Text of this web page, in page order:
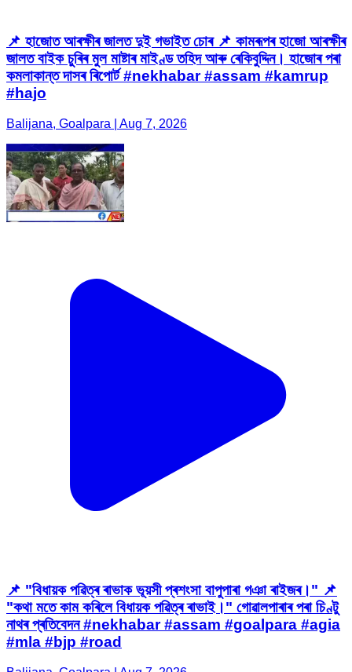
📌 হাজোত আৰক্ষীৰ জালত দুই গভাইত চোৰ 📌 কামৰূপৰ হাজো আৰক্ষীৰ
জালত বাইক চুৰিৰ মুল মাষ্টাৰ মাইণ্ড তহিদ আৰু ৰেকিবুদ্দিন। হাজোৰ পৰা
কমলাকান্ত দাসৰ ৰিপোৰ্ট #nekhabar #assam #kamrup
#hajo
Balijana, Goalpara | Aug 7, 2026
📌 "বিধায়ক পৱিত্ৰ ৰাভাক ভূয়সী প্ৰশংসা বাপুপাৰা গঞা ৰাইজৰ।" 📌
"কথা মতে কাম কৰিলে বিধায়ক পৱিত্ৰ ৰাভাই।" গোৱালপাৰাৰ পৰা চিণ্টু
নাথৰ প্ৰতিবেদন #nekhabar #assam #goalpara #agia
#mla #bjp #road